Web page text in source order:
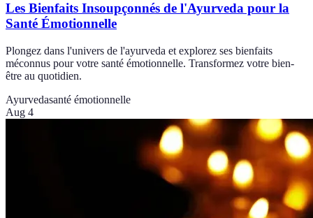
Les Bienfaits Insoupçonnés de l'Ayurveda pour la
Santé Émotionnelle
Plongez dans l'univers de l'ayurveda et explorez ses bienfaits
méconnus pour votre santé émotionnelle. Transformez votre bien-
être au quotidien.
Ayurvedasanté émotionnelle
Aug 4